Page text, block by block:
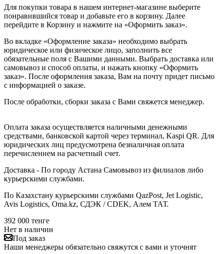
Для покупки товара в нашем интернет-магазине выберите
понравившийся товар и добавьте его в корзину. Далее
перейдите в Корзину и нажмите на «Оформить заказ».
Во вкладке «Оформление заказа» необходимо выбрать
юридическое или физическое лицо, заполнить все
обязательные поля с Вашими данными. Выбрать доставка или
самовывоз и способ оплаты, и нажать кнопку «Оформить
заказ». После оформления заказа, Вам на почту придет письмо
с информацией о заказе.
После обработки, сборки заказа с Вами свяжется менеджер.
Оплата заказа осуществляется наличными денежными
средствами, банковской картой через терминал, Kaspi QR. Для
юридических лиц предусмотрена безналичная оплата
перечислением на расчетный счет.
Доставка - По городу Астана Самовывоз из филиалов либо
курьерскими службами.
По Казахстану курьерскими службами QazPost, Jet Logistic,
Avis Logistics, Oma.kz, СДЭК / CDEK, Алем ТАТ.
392 000 тенге
Нет в наличии
Под заказ
Наши менеджеры обязательно свяжутся с вами и уточнят